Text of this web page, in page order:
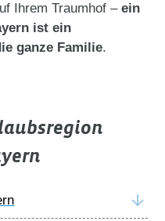
Ihrem Traumhof –ein
ist ein
ganze Familie.